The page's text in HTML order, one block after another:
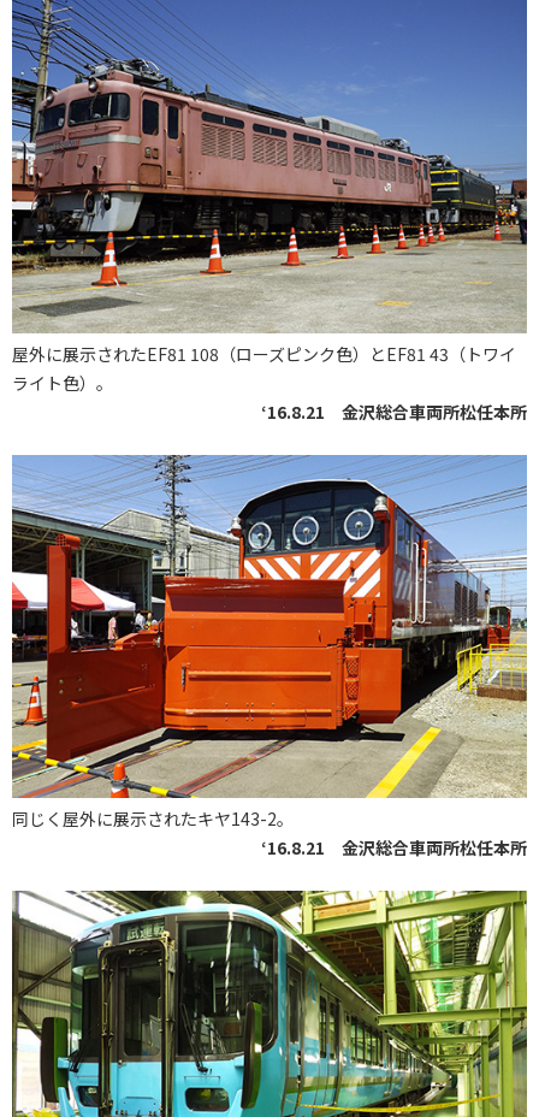
屋外に展示されたEF81 108（ローズピンク色）とEF81 43（トワイ
ライト色）。
‘16.8.21 金沢総合車両所松任本所
同じく屋外に展示されたキヤ143-2。
‘16.8.21 金沢総合車両所松任本所